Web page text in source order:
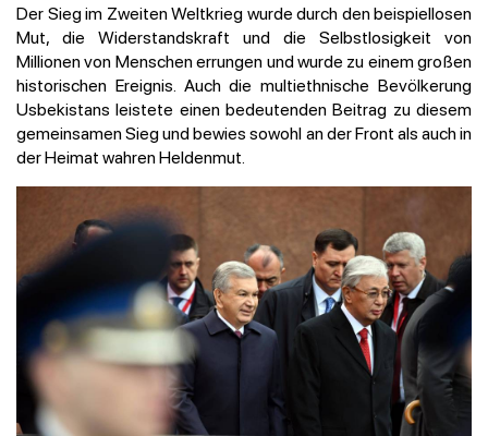
Der Sieg im Zweiten Weltkrieg wurde durch den beispiellosen
Mut, die Widerstandskraft und die Selbstlosigkeit von
Millionen von Menschen errungen und wurde zu einem großen
historischen Ereignis. Auch die multiethnische Bevölkerung
Usbekistans leistete einen bedeutenden Beitrag zu diesem
gemeinsamen Sieg und bewies sowohl an der Front als auch in
der Heimat wahren Heldenmut.